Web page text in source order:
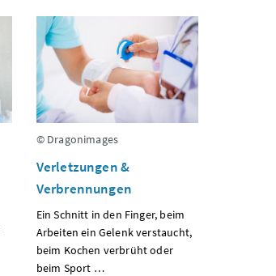
© Dragonimages
Verletzungen &
Verbrennungen
Ein Schnitt in den Finger, beim
Arbeiten ein Gelenk verstaucht,
beim Kochen verbrüht oder
beim Sport …